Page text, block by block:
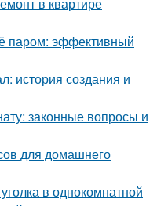
паром: эффективный
история создания и
законные вопросы и
для домашнего
в однокомнатной